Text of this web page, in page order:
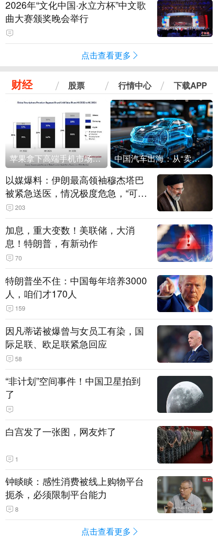
2026年“文化中国·水立方杯”中文歌
曲大赛颁奖晚会举行
点击查看更多
财经 股票 行情中心 下载APP
苹果拿下高端手机市场65%的份额：iPhone 17系列功不可没 中国汽车出海：从“卖出去”到“走进去”
以媒爆料：伊朗最高领袖穆杰塔巴
被紧急送医，情况极度危急，“可能
随时会死去”
203
加息，重大变数！美联储，大消
息！特朗普，有新动作
70
特朗普坐不住：中国每年培养3000
人，咱们才170人
159
因凡蒂诺被爆曾与女员工有染，国
际足联、欧足联紧急回应
58
“非计划”空间事件！中国卫星拍到
了
白宫发了一张图，网友炸了
1
钟睒睒：感性消费被线上购物平台
扼杀，必须限制平台能力
8
点击查看更多